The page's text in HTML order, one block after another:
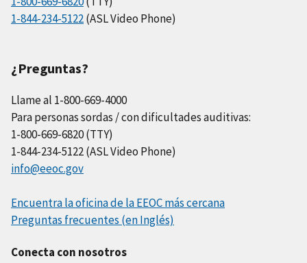
1-844-234-5122(ASL Video Phone)
¿Preguntas?
Llame al 1-800-669-4000
Para personas sordas / con dificultades auditivas:
1-800-669-6820 (TTY)
1-844-234-5122 (ASL Video Phone)
info@eeoc.gov
Encuentra la oficina de la EEOC más cercana
Preguntas frecuentes (en Inglés)
Conecta con nosotros